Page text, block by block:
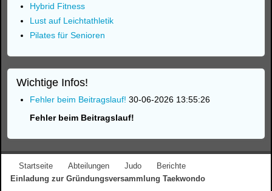
Hybrid Fitness
Lust auf Leichtathletik
Pilates für Senioren
Wichtige Infos!
Fehler beim Beitragslauf! 30-06-2026 13:55:26
Fehler beim Beitragslauf!
Startseite Abteilungen Judo
Berichte
Einladung zur Gründungsversammlung Taekwondo